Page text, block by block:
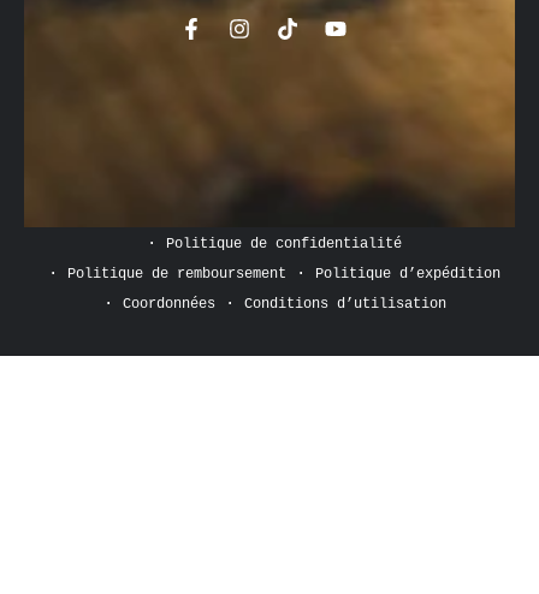
FacebookInstagramTikTokYouTube
Politique de confidentialité
Politique de remboursement
Politique d’expédition
Coordonnées
Conditions d’utilisation